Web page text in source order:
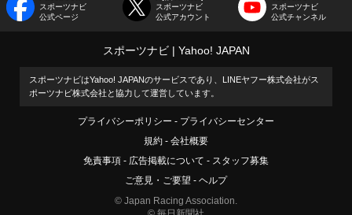
スポーツナビ
公式ページ
スポーツナビ
公式アカウント
スポーツナビ
公式チャンネル
スポーツナビ Yahoo! JAPAN
スポーツナビはYahoo! JAPANのサービスであり、LINEヤフー株式会社がス
ポーツナビ株式会社と協力して運営しています。
プライバシーポリシー
プライバシーセンター
規約
会社概要
免責事項
広告掲載について
スタッフ募集
ご意見・ご要望
ヘルプ
© Japan Racing Association.